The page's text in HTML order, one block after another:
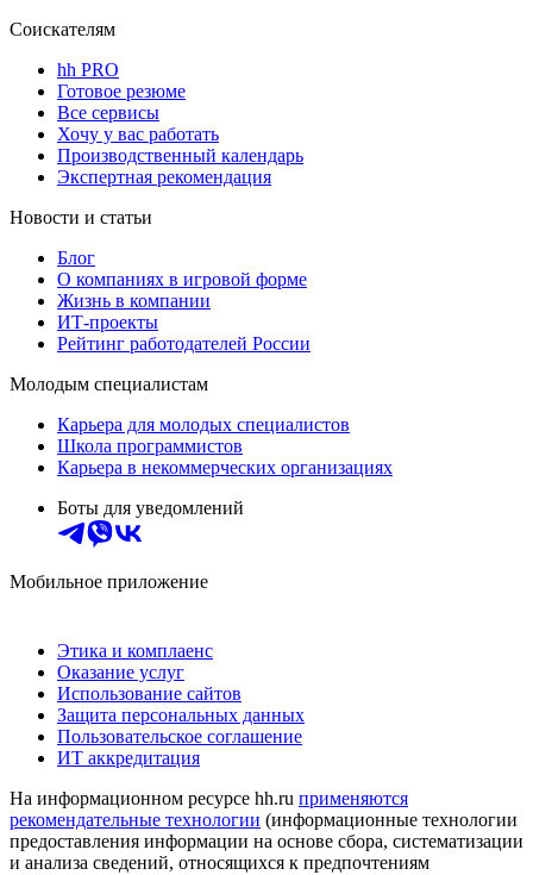
Соискателям
hh PRO
Готовое резюме
Все сервисы
Хочу у вас работать
Производственный календарь
Экспертная рекомендация
Новости и статьи
Блог
О компаниях в игровой форме
Жизнь в компании
ИТ-проекты
Рейтинг работодателей России
Молодым специалистам
Карьера для молодых специалистов
Школа программистов
Карьера в некоммерческих организациях
Боты для уведомлений
Мобильное приложение
Этика и комплаенс
Оказание услуг
Использование сайтов
Защита персональных данных
Пользовательское соглашение
ИТ аккредитация
На информационном ресурсе hh.ru применяются
рекомендательные технологии (информационные технологии
предоставления информации на основе сбора, систематизации
и анализа сведений, относящихся к предпочтениям